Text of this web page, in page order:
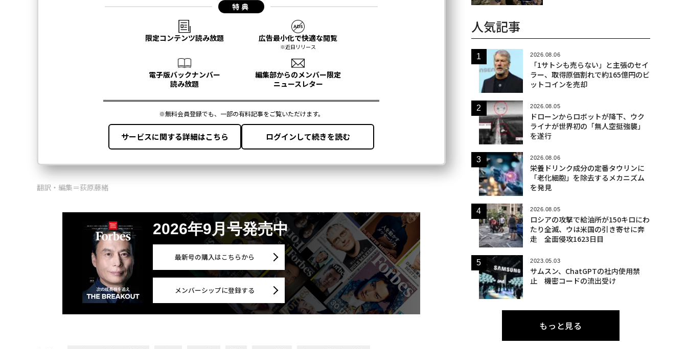
翻訳・編集＝荻原藤緒
2026年9月号発売中
最新号の購入はこちらから
メンバーシップに登録する
人気記事
2026.08.06
「1サトシも売らない」と主張のセイ
ラー、取得原価割れで約165億円のビ
ットコインを売却
2026.08.05
ドローンからロボットが降下、ウク
ライナが世界初の「無人空挺強襲」
を遂行
2026.08.06
栄養ドリンク成分の定番タウリンに
「老化細胞」を除去するメカニズム
を発見
2026.08.05
ロシアの攻撃で給油所が150キロにわ
たり全滅、ウは米国の引き寄せに奔
走 全面侵攻1623日目
2023.05.03
サムスン、ChatGPTの社内使用禁
止 機密コードの流出受け
もっと見る